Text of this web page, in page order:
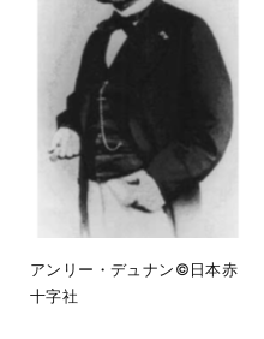
アンリー・デュナン©日本赤
十字社